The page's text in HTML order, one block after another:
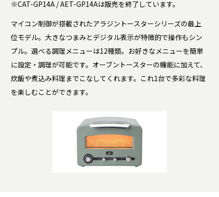
※CAT-GP14A / AET-GP14Aは販売を終了しています。
マイコン制御が搭載されたアラジントースターシリーズの最上
位モデル。大きなつまみとデジタル表示が特徴的で操作もシン
プル。選べる調理メニューは12種類。お好きなメニューを簡単
に設定・調理が可能です。オーブントースターの機能に加えて、
炊飯や煮込み料理までこなしてくれます。これ1台で多彩な料理
を楽しむことができます。